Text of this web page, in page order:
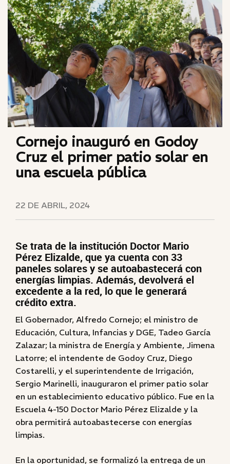
Cornejo inauguró en Godoy
Cruz el primer patio solar en
una escuela pública
22 DE ABRIL, 2024
Se trata de la institución Doctor Mario
Pérez Elizalde, que ya cuenta con 33
paneles solares y se autoabastecerá con
energías limpias. Además, devolverá el
excedente a la red, lo que le generará
crédito extra.
El Gobernador, Alfredo Cornejo; el ministro de
Educación, Cultura, Infancias y DGE, Tadeo García
Zalazar; la ministra de Energía y Ambiente, Jimena
Latorre; el intendente de Godoy Cruz, Diego
Costarelli, y el superintendente de Irrigación,
Sergio Marinelli, inauguraron el primer patio solar
en un establecimiento educativo público. Fue en la
Escuela 4-150 Doctor Mario Pérez Elizalde y la
obra permitirá autoabastecerse con energías
limpias.
En la oportunidad, se formalizó la entrega de un